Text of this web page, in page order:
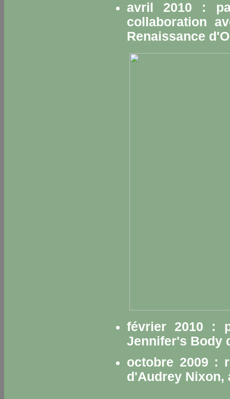
avril 2010 :
collaboration
Renaissance
février 2010 :
Jennifer's Body
octobre 2009 :
d'Audrey Nixon,